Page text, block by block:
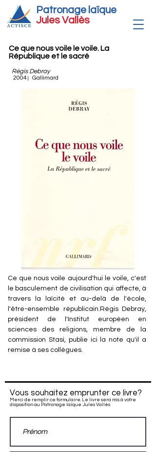
Patronage laïque
Jules Vallès
Ce que nous voile le voile. La
République et le sacré
Régis Debray
2004 Gallimard
Ce que nous voile aujourd'hui le voile, c'est
le basculement de civilisation qui affecte, à
travers la laïcité et au-delà de l'école,
l'être-ensemble républicain.Régis Debray,
président de l'Institut européen en
sciences des religions, membre de la
commission Stasi, publie ici la note qu'il a
remise à ses collègues.
Vous souhaitez emprunter ce livre?
Merci de remplir ce formulaire. Le livre sera mis à votre
disposition au Patronage laïque Jules Vallès